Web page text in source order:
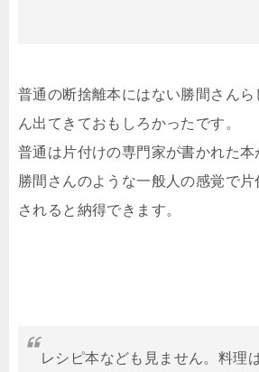
普通の断捨離本にはない勝間さんら
ん出てきておもしろかったです。
普通は片付けの専門家が書かれた
勝間さんのような一般人の感覚で片
されると納得できます。
レシピ本なども見ません。料理